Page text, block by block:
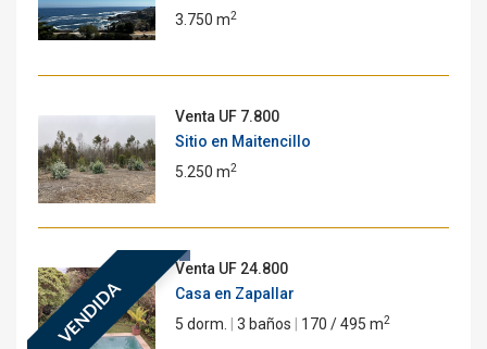
3.750 m2
Venta UF 7.800
Sitio en Maitencillo
5.250 m2
VENDIDA
Venta UF 24.800
Casa en Zapallar
5 dorm.
3 baños 170 / 495 m2